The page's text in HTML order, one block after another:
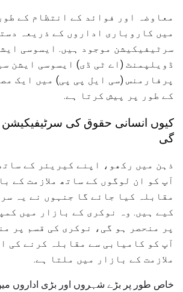
معاوضہ اور فوائد کے انتظام کے
میں کاروباری اداروں کے ذریعہ
سرٹیفیکیشن موجود ہیں. ایسوسی
ڈویلپمنٹ (اے ٹی ڈی) ایسوسی ایشن
پرفارمنس (سی ایل پی پی) میں ایک
کے طور پر پیش کرتا ہے.
کیوں انسانی حقوق کی
گی
ذہن میں رکھو، اپنے کیریئر کے
آپ کو ان لوگوں کے ساتھ ملازمت کے
مقابلہ کیا جائے گا جنہوں نے یہ
کیے ہیں. وہ نوکری کے بازار میں
پر منحصر ہو گی، نوکری کی قسم پر
آپ کو کامیابی سے مقابلہ کرنے کی
ملازمت کے بازار میں ملتا ہے.
خاص طور پر بڑے شہروں اور بڑی اداروں